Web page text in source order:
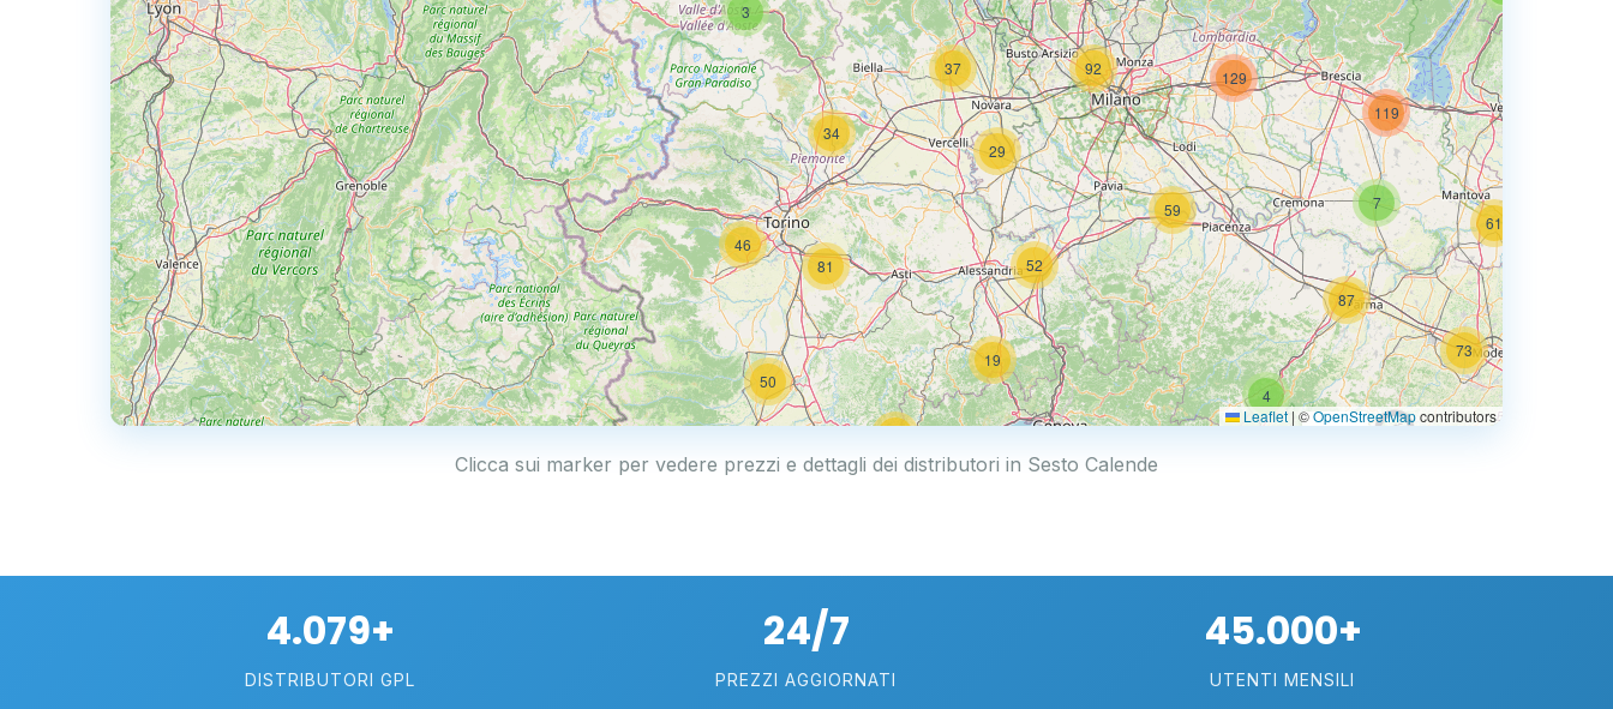
34
3
37
46
50
29
19
52
81
4
87
92
59 7
129
119
61
73
0.769 €
Leaflet | ©OpenStreetMapcontributors
Clicca sui marker per vedere prezzi e dettagli dei distributori in Sesto Calende
4.079+
DISTRIBUTORI GPL
24/7
PREZZI AGGIORNATI
45.000+
UTENTI MENSILI